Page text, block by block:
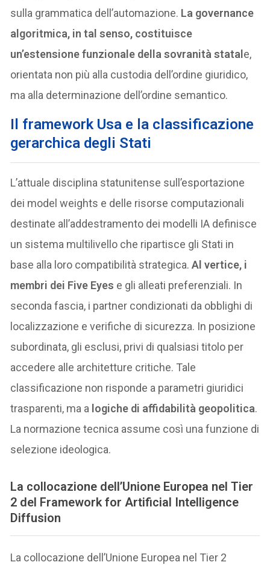
sulla grammatica dell’automazione. La governance
algoritmica, in tal senso, costituisce
un’estensione funzionale della sovranità statal e,
orientata non più alla custodia dell’ordine giuridico,
ma alla determinazione dell’ordine semantico.
Il framework Usa e la classificazione
gerarchica degli Stati
L’attuale disciplina statunitense sull’esportazione
dei model weights e delle risorse computazionali
destinate all’addestramento dei modelli IA definisce
un sistema multilivello che ripartisce gli Stati in
base alla loro compatibilità strategica.Al vertice, i
membri dei Five Eyes e gli alleati preferenziali. In
seconda fascia, i partner condizionati da obblighi di
localizzazione e verifiche di sicurezza. In posizione
subordinata, gli esclusi, privi di qualsiasi titolo per
accedere alle architetture critiche. Tale
classificazione non risponde a parametri giuridici
trasparenti, ma a logiche di affidabilità geopolitica.
La normazione tecnica assume così una funzione di
selezione ideologica.
La collocazione dell’Unione Europea nel Tier
2 del Framework for Artificial Intelligence
Diffusion
La collocazione dell’Unione Europea nel Tier 2